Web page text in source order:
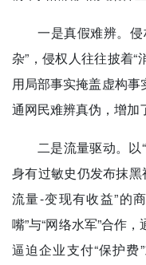
一是真假难辨。
杂”，侵权人往往披着“
用局部事实掩盖虚构
通网民难辨真伪，增加
二是流量驱动。以
身有过敏史仍发布抹
流量-变现有收益”的
嘴”与“网络水军”合作
逼迫企业支付“保护费